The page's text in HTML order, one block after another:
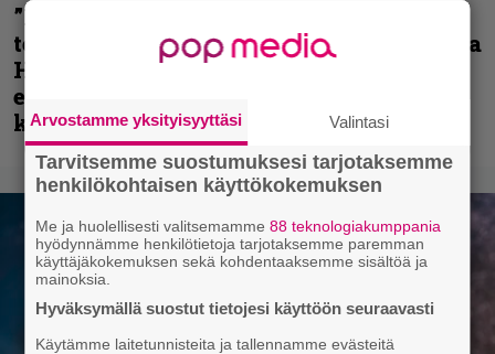
”Metallica on tiukempi kuin koskaan ja
te haluatte jonkun nulikan yrittävän olla
Hetfield?” – Pepper Keenan muisteli
ensimmäistä koesoittoaan hevijätin
kanssa
Arvostamme yksityisyyttäsi Valintasi
Tarvitsemme suostumuksesi tarjotaksemme
henkilökohtaisen käyttökokemuksen
Me ja huolellisesti valitsemamme88 teknologiakumppania
hyödynnämme henkilötietoja tarjotaksemme paremman
käyttäjäkokemuksen sekä kohdentaaksemme sisältöä ja
mainoksia.
Hyväksymällä suostut tietojesi käyttöön seuraavasti
Käytämme laitetunnisteita ja tallennamme evästeitä